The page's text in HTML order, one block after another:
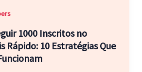
1000 Inscritos no
Rápido: 10 Estratégias Que